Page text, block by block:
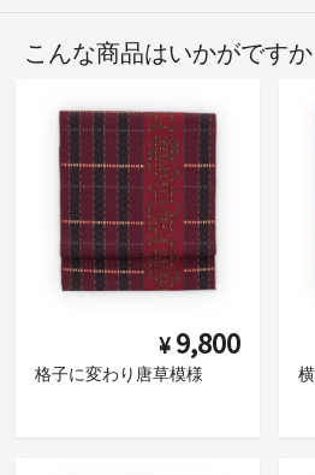
こんな商品はいかがですか
¥ 9,800
格子に変わり唐草模様